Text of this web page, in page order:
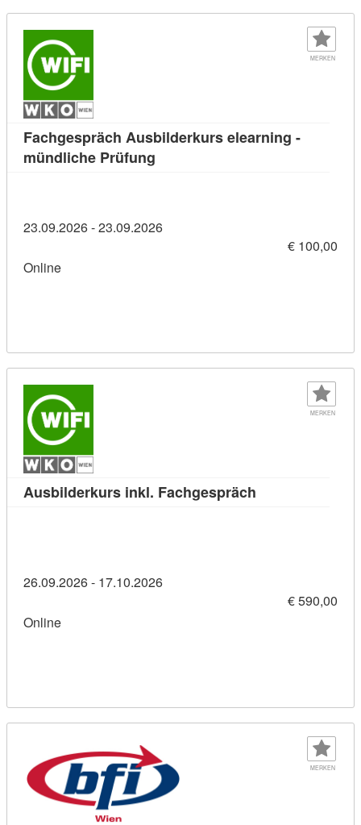
MERKEN
Fachgespräch Ausbilderkurs elearning -
mündliche Prüfung
23.09.2026 - 23.09.2026
€ 100,00
Online
MERKEN
Ausbilderkurs inkl. Fachgespräch
26.09.2026 - 17.10.2026
€ 590,00
Online
MERKEN